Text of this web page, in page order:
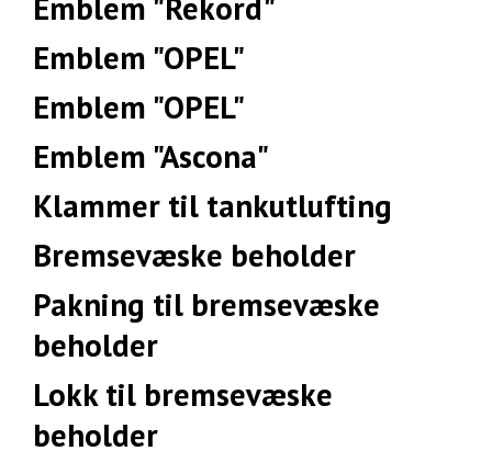
Emblem "Rekord"
Emblem "OPEL"
Emblem "OPEL"
Emblem "Ascona"
Klammer til tankutlufting
Bremsevæske beholder
Pakning til bremsevæske
beholder
Lokk til bremsevæske
beholder